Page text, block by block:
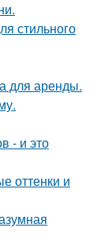
стильного
для аренды.
- и это
оттенки и